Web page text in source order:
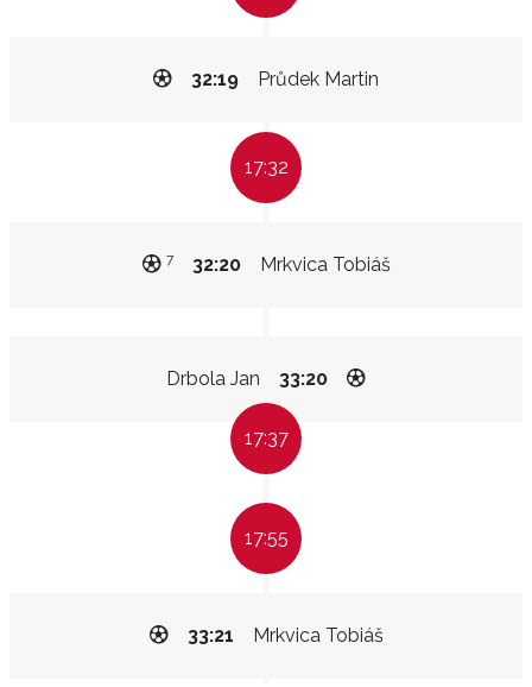
Průdek Martin
32:19
17:32
Mrkvica Tobiáš
32:20
7
Drbola Jan 33:20
17:37
17:55
Mrkvica Tobiáš
33:21